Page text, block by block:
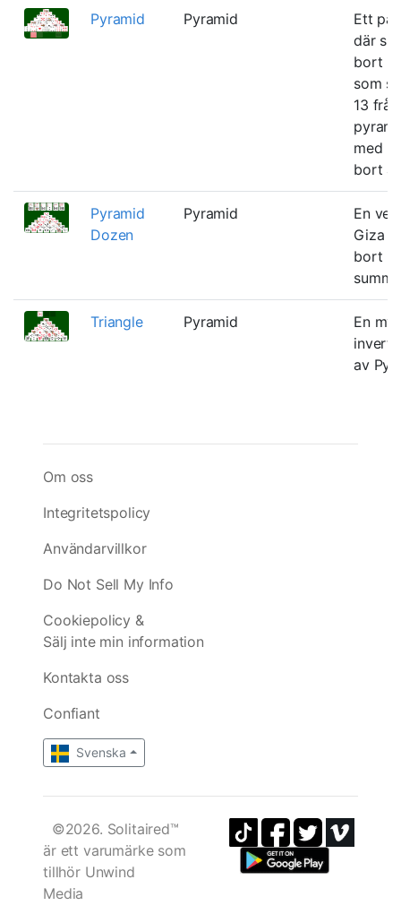
Pyramid Pyramid
Ett
där
bort
som
13
med
bort
Pyramid
Dozen
Pyramid
En
Giza
bort i
Triangle Pyramid
En
av
Om oss
Integritetspolicy
Användarvillkor
Do Not Sell My Info
Cookiepolicy &
Sälj inte min information
Kontakta oss
Confiant
Svenska
©2026. Solitaired™
är ett varumärke som
tillhör Unwind
Media